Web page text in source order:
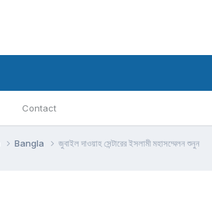
Contact
Bangla জুবাইল দাওয়াহ সেন্টারের ইসলামী মহাসম্মেলন শুনুন